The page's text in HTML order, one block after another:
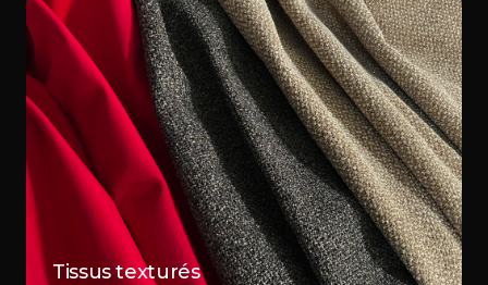
Tissus texturés